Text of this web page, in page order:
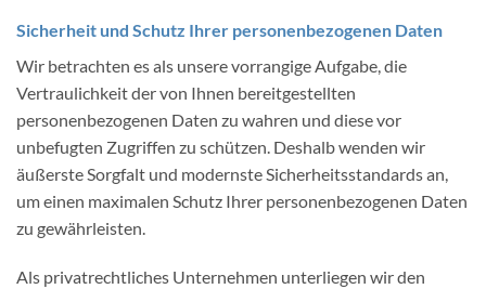
Sicherheit und Schutz Ihrer personenbezogenen Daten
Wir betrachten es als unsere vorrangige Aufgabe, die
Vertraulichkeit der von Ihnen bereitgestellten
personenbezogenen Daten zu wahren und diese vor
unbefugten Zugriffen zu schützen. Deshalb wenden wir
äußerste Sorgfalt und modernste Sicherheitsstandards an,
um einen maximalen Schutz Ihrer personenbezogenen Daten
zu gewährleisten.
Als privatrechtliches Unternehmen unterliegen wir den